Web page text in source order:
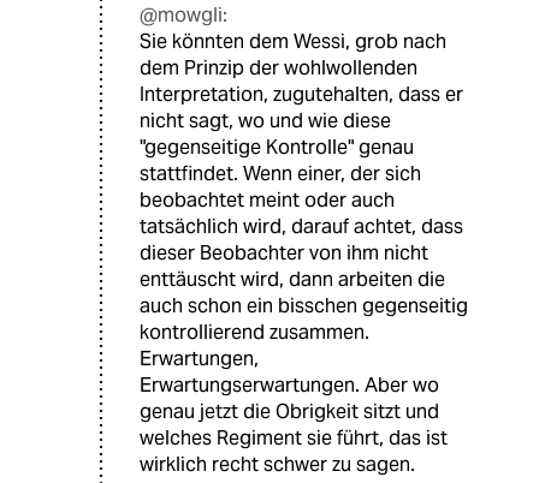
@mowgli:
Sie könnten dem Wessi, grob nach
dem Prinzip der wohlwollenden
Interpretation, zugutehalten, dass er
nicht sagt, wo und wie diese
"gegenseitige Kontrolle" genau
stattfindet. Wenn einer, der sich
beobachtet meint oder auch
tatsächlich wird, darauf achtet, dass
dieser Beobachter von ihm nicht
enttäuscht wird, dann arbeiten die
auch schon ein bisschen gegenseitig
kontrollierend zusammen.
Erwartungen,
Erwartungserwartungen. Aber wo
genau jetzt die Obrigkeit sitzt und
welches Regiment sie führt, das ist
wirklich recht schwer zu sagen.